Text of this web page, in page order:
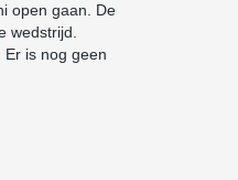
open gaan. De
wedstrijd.
is nog geen